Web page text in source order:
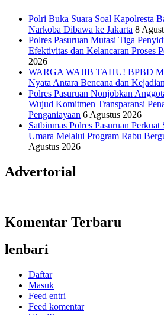
Polri Buka Suara Soal Kapolresta
Narkoba Dibawa ke Jakarta 8
Polres Pasuruan Mutasi Tiga
Efektivitas dan Kelancaran Proses
2026
WARGA WAJIB TAHU! BPBD
Nyata Antara Bencana dan
Polres Pasuruan Nonjobkan
Wujud Komitmen Transparansi
Penganiayaan 6 Agustus 2026
Satbinmas Polres Pasuruan
Umara Melalui Program Rabu
Agustus 2026
Advertorial
Komentar Terbaru
lenbari
Daftar
Masuk
Feed entri
Feed komentar